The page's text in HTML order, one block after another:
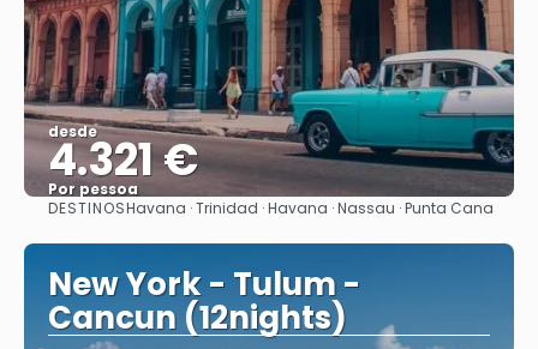
desde
4.321 €
Por pessoa
Vejo
DESTINOSHavana · Trinidad · Havana · Nassau · Punta Cana
New York - Tulum -
Cancun (12nights)